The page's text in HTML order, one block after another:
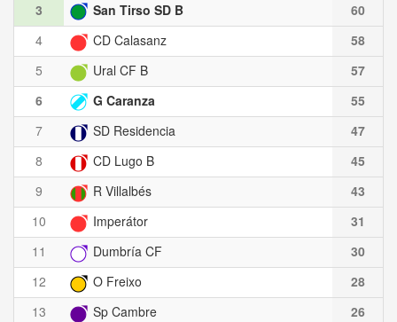
3
San Tirso SD B
60
4
CD Calasanz
58
5
Ural CF B
57
6
G Caranza
55
7
SD Residencia
47
8
CD Lugo B
45
9
R Villalbés
43
10
Imperátor
31
11
Dumbría CF
30
12
O Freixo
28
13
Sp Cambre
26